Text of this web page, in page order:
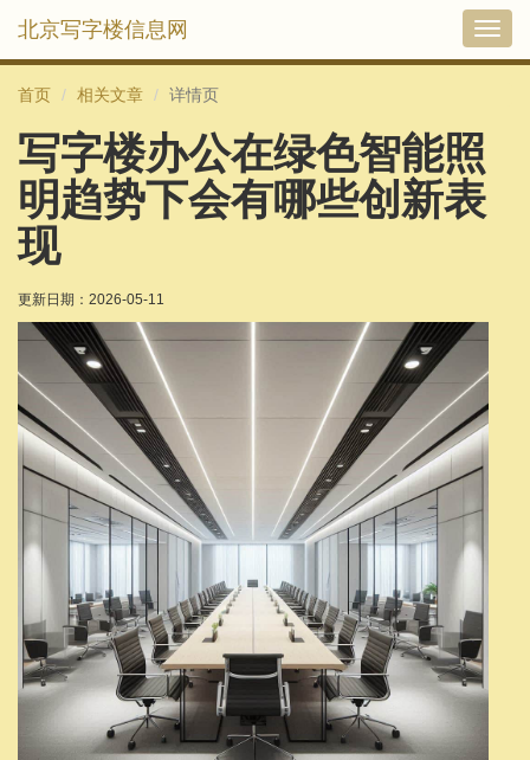
切
北京写字楼信息网
首页 相关文章 详情页
写字楼办公在绿色智能照
明趋势下会有哪些创新表
现
更新日期： 2026-05-11